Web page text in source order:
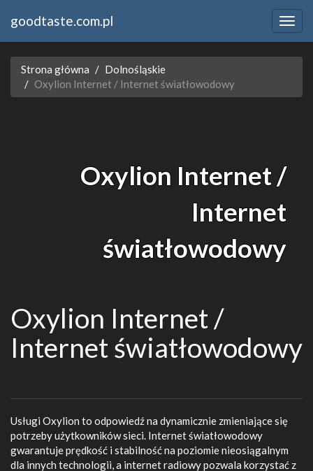
goodtaste.com.pl
Strona główna
Dolnośląskie
Oxylion Internet / Internet światłowodowy
Oxylion Internet /
Internet
światłowodowy
Oxylion Internet /
Internet światłowodowy
Usługi Oxylion to odpowiedź na dynamicznie zmieniające się
potrzeby użytkowników sieci. Internet światłowodowy
gwarantuje prędkość i stabilność na poziomie nieosiągalnym
dla innych technologii, a internet radiowy pozwala korzystać z